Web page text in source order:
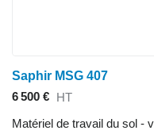
Saphir MSG 407
6 500 € HT
Matériel de travail du sol -